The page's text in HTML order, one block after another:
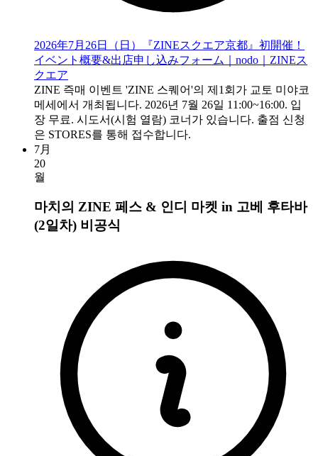
2026年7月26日（日）『ZINEスクエア京都』初開催！
イベント概要&出店申し込みフォーム｜nodo｜ZINEス
クエア
ZINE 즉매 이벤트 'ZINE 스퀘어'의 제1회가 교토 미야코
메세에서 개최됩니다. 2026년 7월 26일 11:00~16:00. 입
장 무료. 시도서(시험 열람) 코너가 있습니다. 출점 신청
은 STORES를 통해 접수합니다.
7月
20
월
마치의 ZINE 페스 & 인디 마켓 in 고베 후타바
(2일차) 비공식